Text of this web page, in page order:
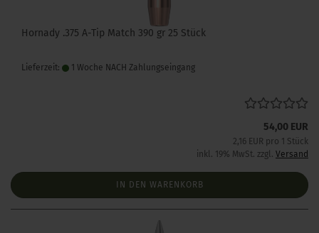
Hornady .375 A-Tip Match 390 gr 25 Stück
Lieferzeit: 1 Woche NACH Zahlungseingang
54,00 EUR
2,16 EUR pro 1 Stück
inkl. 19% MwSt. zzgl. Versand
IN DEN WARENKORB